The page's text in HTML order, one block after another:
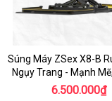
Súng Máy ZSex X8-B
Ngụy Trang - Mạnh
Độ
6.500.000₫